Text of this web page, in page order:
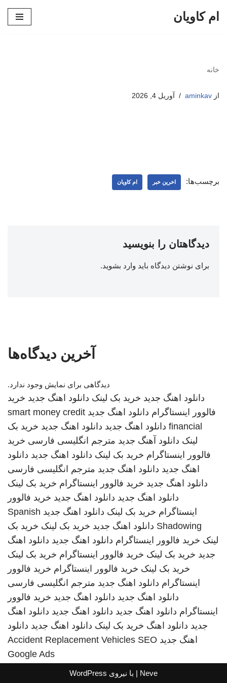
ام کاویان
خانه
از aminkav آوریل 4, 2026
برچسب‌ها: اخرین خبر ام کاویان
دیدگاهتان را بنویسید
برای نوشتن دیدگاه باید وارد بشوید.
آخرین دیدگاه‌ها
دیدگاهی برای نمایش وجود ندارد.
دانلود اهنگ جدید خرید بک لینک دانلود اهنگ جدید خرید
فالوور اینستاگرام دانلود اهنگ جدید smart money credit
financial دانلود اهنگ جدید دانلود اهنگ جدید خرید بک
لینک دانلود آهنگ جدید مترجم انگلیسی فارسی خرید
فالوور اینستاگرام خرید بک لینک دانلود اهنگ جدید دانلود
اهنگ جدید دانلود اهنگ جدید مترجم انگلیسی فارسی
دانلود اهنگ جدید خرید فالوور اینستاگرام خرید بک لینک
دانلود اهنگ جدید دانلود اهنگ جدید خرید فالوور
اینستاگرام خرید بک لینک دانلود اهنگ جدید Spanish
Shadowing دانلود اهنگ جدید خرید بک لینک خرید بک
لینک خرید فالوور اینستاگرام دانلود اهنگ جدید دانلود اهنگ
جدید خرید بک لینک خرید فالوور اینستاگرام خرید بک لینک
خرید بک لینک خرید فالوور اینستاگرام خرید فالوور
اینستاگرام دانلود اهنگ جدید مترجم انگلیسی فارسی
دانلود اهنگ جدید دانلود اهنگ جدید خرید فالوور
اینستاگرام دانلود اهنگ جدید دانلود اهنگ جدید دانلود اهنگ
جدید دانلود اهنگ خرید بک لینک دانلود اهنگ جدید دانلود
اهنگ جدید
Accident Replacement Vehicles SEO
Google Ads
Neve | با نیروی WordPress